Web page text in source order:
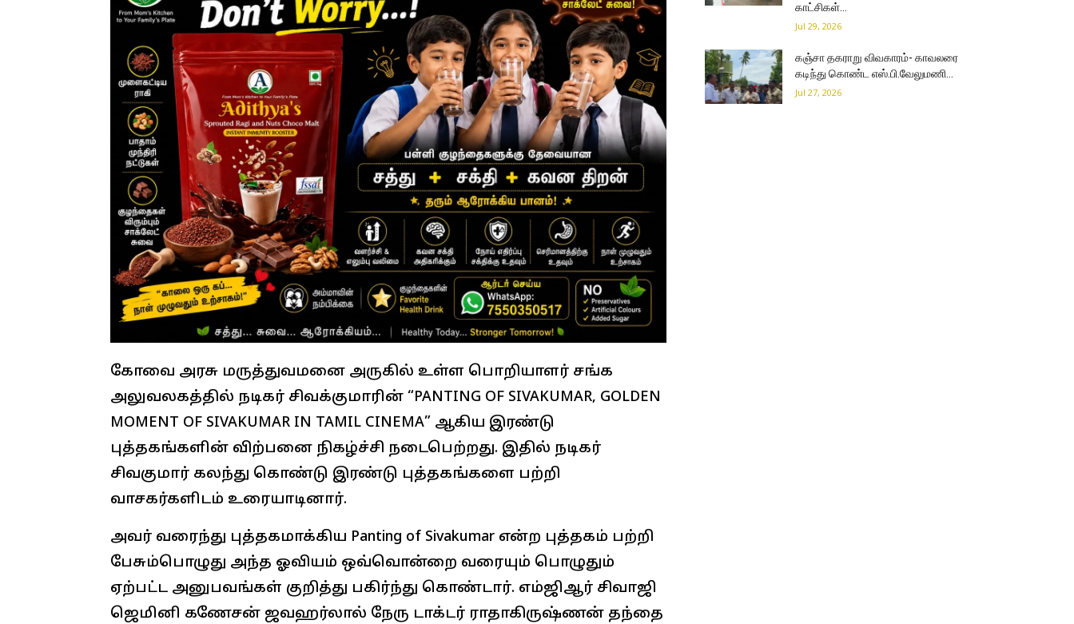
கோவை அரசு மருத்துவமனை அருகில் உள்ள பொறியாளர் சங்க
அலுவலகத்தில் நடிகர் சிவக்குமாரின் “PANTING OF SIVAKUMAR, GOLDEN
MOMENT OF SIVAKUMAR IN TAMIL CINEMA” ஆகிய இரண்டு
புத்தகங்களின் விற்பனை நிகழ்ச்சி நடைபெற்றது. இதில் நடிகர்
சிவகுமார் கலந்து கொண்டு இரண்டு புத்தகங்களை பற்றி
வாசகர்களிடம் உரையாடினார்.
அவர் வரைந்து புத்தகமாக்கிய Panting of Sivakumar என்ற புத்தகம் பற்றி
பேசும்பொழுது அந்த ஓவியம் ஒவ்வொன்றை வரையும் பொழுதும்
ஏற்பட்ட அனுபவங்கள் குறித்து பகிர்ந்து கொண்டார். எம்ஜிஆர் சிவாஜி
ஜெமினி கணேசன் ஜவஹர்லால் நேரு டாக்டர் ராதாகிருஷ்ணன் தந்தை
காட்சிகள்…
Jul 29, 2026
கஞ்சா தகராறு விவகாரம்- காவலரை
கடிந்து கொண்ட எஸ்.பி.வேலுமணி…
Jul 27, 2026